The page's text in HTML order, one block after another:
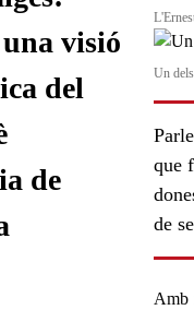
visió
del
de
Un
que
de
Amb